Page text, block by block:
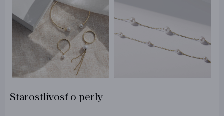
Starostlivosť o perly